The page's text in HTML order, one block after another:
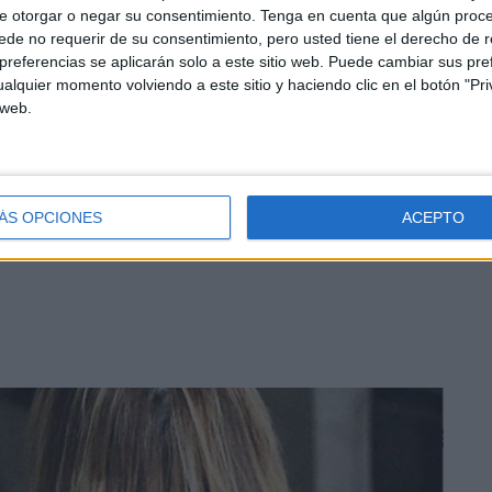
otorgar o negar su consentimiento. Tenga en cuenta que algún
no requerir de su consentimiento, pero usted tiene el derecho de
se aplicarán solo a este sitio web. Puede cambiar sus
momento volviendo a este sitio y haciendo clic en el botón
OPCIONES ACEPTO
de unarespuesta "integral, eficaz y coordinada"
materia deprevención y lucha contra la violencia
Estado la red de recursos, servicios y prestaciones
y reparación de las víctimas de violencia
y prevención de la violencia contra las
los profesionales que trabajan con las víctimas, con el